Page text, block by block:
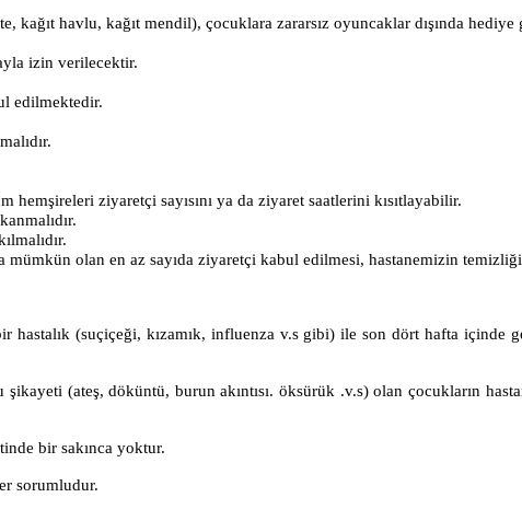
havlu, kağıt mendil), çocuklara zararsız oyuncaklar dışında hediye
izin verilecektir.
edilmektedir.
hemşireleri ziyaretçi sayısını ya da ziyaret saatlerini kısıtlayabilir.
olan en az sayıda ziyaretçi kabul edilmesi, hastanemizin
(suçiçeği, kızamık, influenza v.s gibi) ile son dört hafta içinde
(ateş, döküntü, burun akıntısı. öksürük .v.s) olan çocukların
bir sakınca yoktur.
sorumludur.